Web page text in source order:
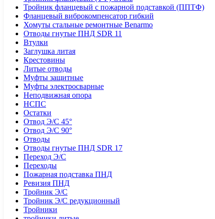
Тройник фланцевый с пожарной подставкой (ППТФ)
Фланцевый виброкомпенсатор гибкий
Хомуты стальные ремонтные Benarmo
Отводы гнутые ПНД SDR 11
Втулки
Заглушка литая
Крестовины
Литые отводы
Муфты защитные
Муфты электросварные
Неподвижная опора
НСПС
Остатки
Отвод Э/С 45°
Отвод Э/С 90°
Отводы
Отводы гнутые ПНД SDR 17
Переход Э/С
Переходы
Пожарная подставка ПНД
Ревизия ПНД
Тройник Э/С
Тройник Э/С редукционный
Тройники